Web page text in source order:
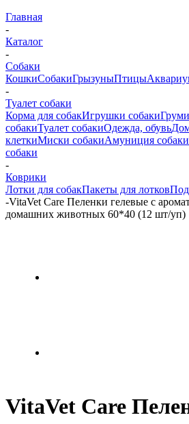
Главная
-
Каталог
-
Собаки
КошкиСобакиГрызуныПтицы
-
Туалет собаки
Корма для собакИгрушки собаки
собакиТуалет собакиОдежда, обувь
клеткиМиски собакиАмуниция собаки
собаки
-
Коврики
Лотки для собакПакеты для лотков
-VitaVet Care Пеленки гелевые с
домашних животных 60*40 (12 шт/уп)
VitaVet Care